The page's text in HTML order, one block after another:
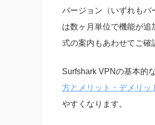
バージョン（いずれもバ
は数ヶ月単位で機能が
式の案内もあわせてご確
Surfshark VPNの基本的
方とメリット・デメリッ
やすくなります。